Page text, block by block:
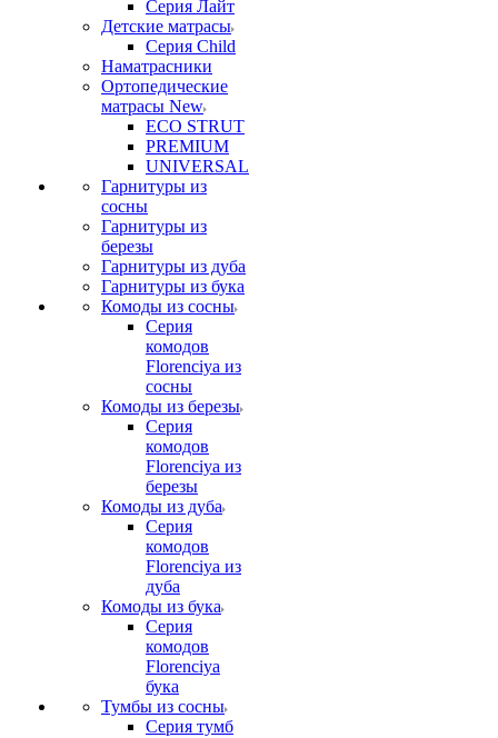
Серия Лайт
Детские матрасы
Серия Child
Наматрасники
Ортопедические
матрасы New
ECO STRUT
PREMIUM
UNIVERSAL
Гарнитуры из
сосны
Гарнитуры из
березы
Гарнитуры из дуба
Гарнитуры из бука
Комоды из сосны
Серия
комодов
Florenciya из
сосны
Комоды из березы
Серия
комодов
Florenciya из
березы
Комоды из дуба
Серия
комодов
Florenciya из
дуба
Комоды из бука
Серия
комодов
Florenciya
бука
Тумбы из сосны
Серия тумб